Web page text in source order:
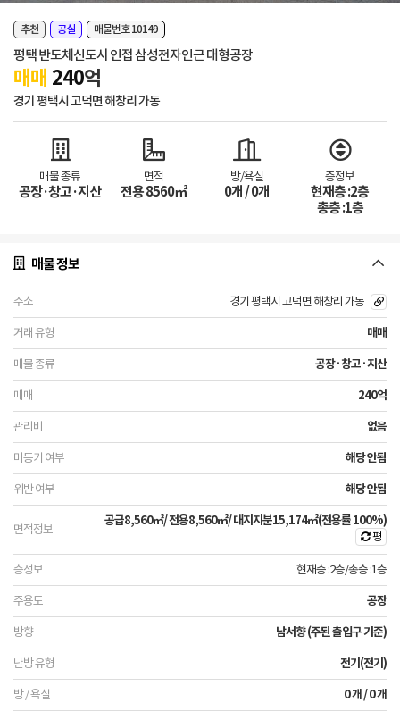
추천 공실 매물번호 10149
평택 반도체신도시 인접 삼성전자인근 대형공장
매매 240억
경기 평택시 고덕면 해창리 가동
매물 종류
공장·창고·지산
면적
전용 8560㎡
방/욕실
0개 / 0개
층정보
현재층 :2층
총층 :1층
매물 정보
경기 평택시 고덕면 해창리 가동
매매
공장·창고·지산
240억
없음
해당 안됨
해당 안됨
공급8,560㎡/ 전용8,560㎡/ 대지지분15,174㎡(전용률 100%)
평
현재층 :2층/총층 :1층
공장
남서향 (주된 출입구 기준)
전기(전기)
0 개 / 0 개